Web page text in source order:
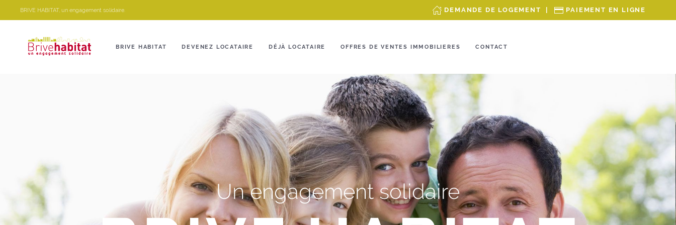
BRIVE HABITAT, un engagement solidaire. DEMANDE DE LOGEMENT PAIEMENT EN LIGNE
BRIVE HABITAT DEVENEZ LOCATAIRE DÉJÀ LOCATAIRE OFFRES DE VENTES IMMOBILIERES CONTACT
Un engagement solidaire
Panneau de gestion des cookies